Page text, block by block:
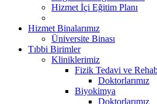
Hizmet İçi Eğitim Planı
Hizmet Binalarımız
Üniversite Binası
Tıbbi Birimler
Kliniklerimiz
Fizik Tedavi ve
Doktorlarımız
Biyokimya
Doktorlarımız